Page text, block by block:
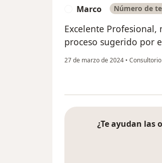
Marco Número de
Excelente Profesional,
proceso sugerido por
27 de marzo de 2024 •
¿Te ayudan las